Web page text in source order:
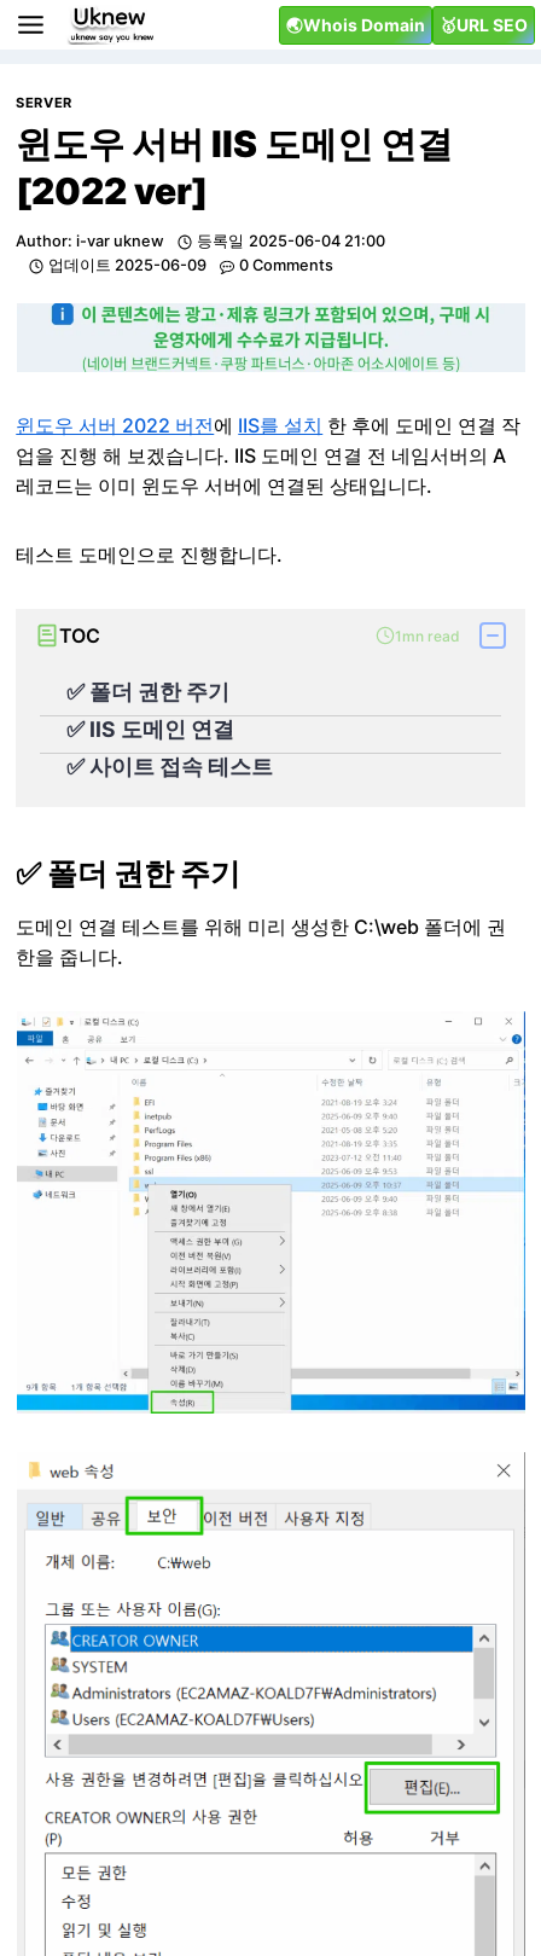
Skip
🌏Whois Domain 🥇URL SEO
SERVER
윈도우 서버 IIS 도메인 연결
[2022 ver]
Author: i-var uknew 등록일 2025-06-04 21:00
업데이트 2025-06-09 0 Comments
윈도우 서버 2022 버전에 IIS를 설치 한 후에 도메인 연결 작
업을 진행 해 보겠습니다. IIS 도메인 연결 전 네임서버의 A
레코드는 이미 윈도우 서버에 연결된 상태입니다.
테스트 도메인으로 진행합니다.
TOC 1mn read
✅ 폴더 권한 주기
✅ IIS 도메인 연결
✅ 사이트 접속 테스트
✅ 폴더 권한 주기
도메인 연결 테스트를 위해 미리 생성한 C:\web 폴더에 권
한을 줍니다.